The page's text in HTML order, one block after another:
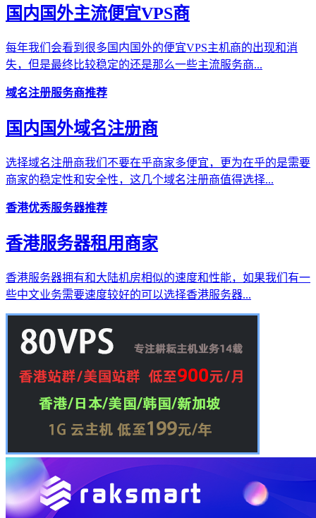
国内国外主流便宜VPS商
每年我们会看到很多国内国外的便宜VPS主机商的出现和消
失，但是最终比较稳定的还是那么一些主流服务商...
域名注册服务商推荐
国内国外域名注册商
选择域名注册商我们不要在乎商家多便宜，更为在乎的是需要
商家的稳定性和安全性，这几个域名注册商值得选择...
香港优秀服务器推荐
香港服务器租用商家
香港服务器拥有和大陆机房相似的速度和性能，如果我们有一
些中文业务需要速度较好的可以选择香港服务器...